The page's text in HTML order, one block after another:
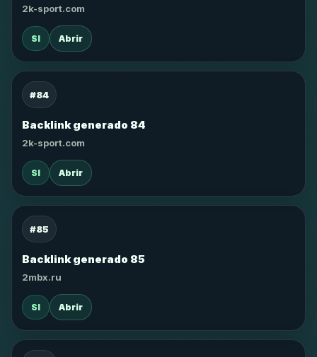
2k-sport.com
SI Abrir
#84
Backlink generado 84
2k-sport.com
SI Abrir
#85
Backlink generado 85
2mbx.ru
SI Abrir